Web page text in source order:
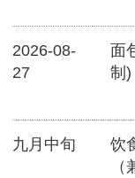
2026-08-
27
面
制)
九月中旬
饮
（